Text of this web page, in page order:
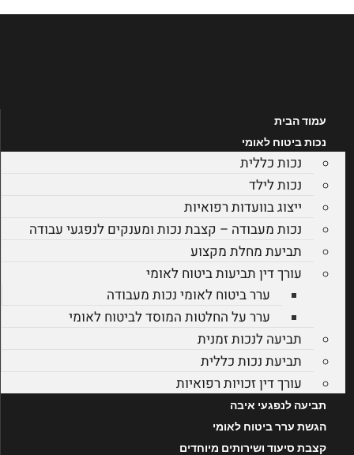
עמוד הבית
נכות ביטוח לאומי
נכות כללית
נכות לילד
ייצוג בוועדות רפואיות
נכות מעבודה – קצבת נכות ומענקים לנפגעי עבודה
תביעת מחלת מקצוע
עורך דין תביעות ביטוח לאומי
ערר ביטוח לאומי נכות מעבודה
ערר על החלטות המוסד לביטוח לאומי
תביעה לנכות זמנית
תביעת נכות כללית
עורך דין זכויות רפואיות
תביעה לנפגעי איבה
הגשת ערר ביטוח לאומי
קצבת סיעוד ושירותים מיוחדים